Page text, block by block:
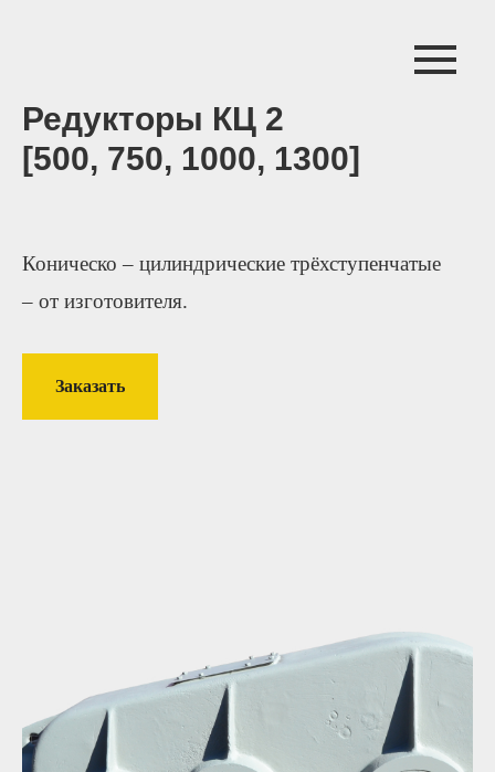
Редукторы КЦ 2
[500, 750, 1000, 1300]
Коническо – цилиндрические трёхступенчатые
– от изготовителя.
Заказать